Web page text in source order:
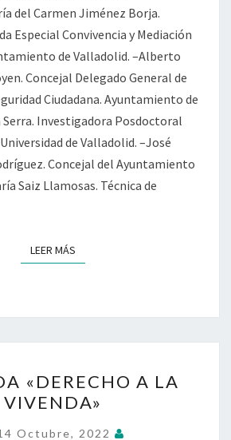
del Carmen Jiménez Borja.
Especial Convivencia y Mediación
de Valladolid. –Alberto
Concejal Delegado General de
Ciudadana. Ayuntamiento de
Serra. Investigadora Posdoctoral
de Valladolid. –José
Concejal del Ayuntamiento
Saiz Llamosas. Técnica de
LEER MÁSLEER MÁS
«DERECHO
A
LA
«DERECHO A LA
VIVENDA»
Octubre, 2022